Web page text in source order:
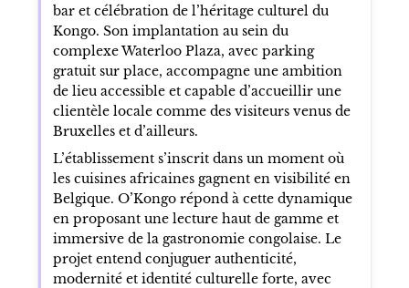
bar et célébration de l’héritage culturel du
Kongo. Son implantation au sein du
complexe Waterloo Plaza, avec parking
gratuit sur place, accompagne une ambition
de lieu accessible et capable d’accueillir une
clientèle locale comme des visiteurs venus de
Bruxelles et d’ailleurs.
L’établissement s’inscrit dans un moment où
les cuisines africaines gagnent en visibilité en
Belgique. O’Kongo répond à cette dynamique
en proposant une lecture haut de gamme et
immersive de la gastronomie congolaise. Le
projet entend conjuguer authenticité,
modernité et identité culturelle forte, avec